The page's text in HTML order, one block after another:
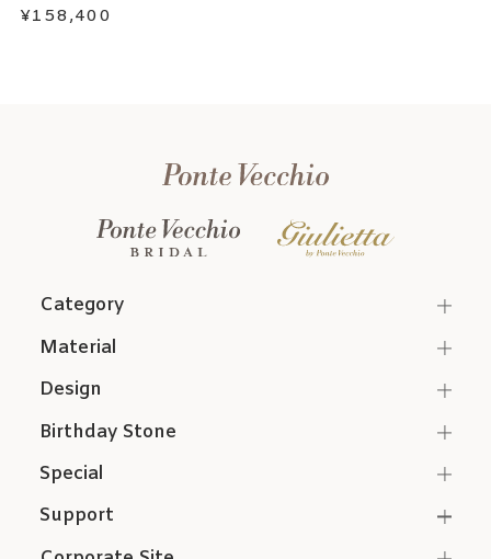
¥158,400
Category
Support
Material
Design
Birthday Stone
Special